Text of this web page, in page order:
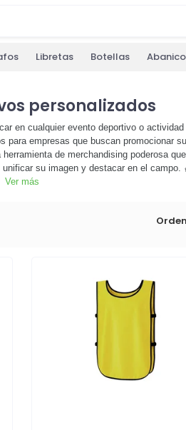
Libretas Botellas
personalizados
en cualquier evento deportivo o
empresas que buscan promocionar
de merchandising poderosa
su imagen y destacar en el campo.
de petos deportivos personalizados
Ver más